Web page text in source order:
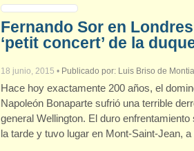
Fernando Sor en
‘petit concert’ de la
18 junio, 2015 • Publicado por: Luis Briso de
Hace hoy exactamente 200 años, el
Napoleón Bonaparte sufrió una terrible
general Wellington. El duro
la tarde y tuvo lugar en Mont-Saint-Jean,